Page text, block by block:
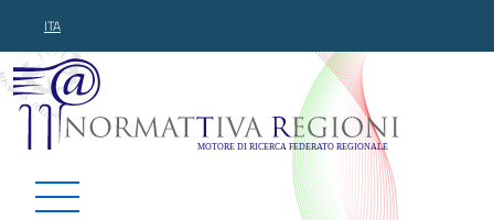
ITA
Normattiva Regioni -